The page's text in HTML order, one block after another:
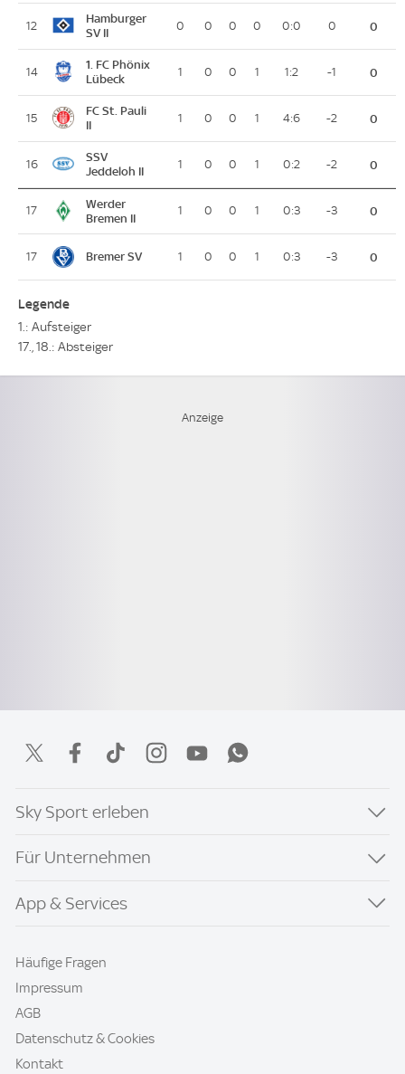
12
Hamburger
SV II
0 0 0 0 0:0 0 0
14
1. FC Phönix
Lübeck
1 0 0 1 1:2 -1 0
15
FC St. Pauli
II
1 0 0 1 4:6 -2 0
16
SSV
Jeddeloh II
1 0 0 1 0:2 -2 0
17
Werder
Bremen II
1 0 0 1 0:3 -3 0
17 Bremer SV 1 0 0 1 0:3 -3 0
Legende
1.: Aufsteiger
17., 18.: Absteiger
Sky Sport erleben
Für Unternehmen
App & Services
Häufige Fragen
Impressum
AGB
Datenschutz & Cookies
Kontakt